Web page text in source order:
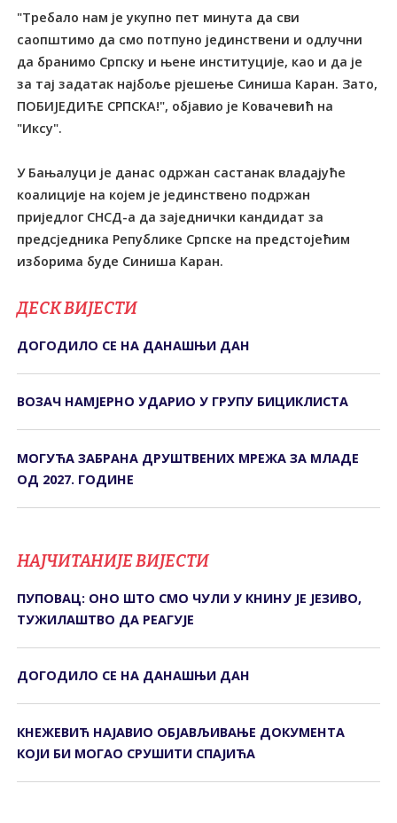
"Требало нам је укупно пет минута да сви
саопштимо да смо потпуно јединствени и одлучни
да бранимо Српску и њене институције, као и да је
за тај задатак најбоље рјешење Синиша Каран. Зато,
ПОБИЈЕДИЋЕ СРПСКА!", објавио је Ковачевић на
"Иксу".
У Бањалуци је данас одржан састанак владајуће
коалиције на којем је јединствено подржан
приједлог СНСД-а да заједнички кандидат за
предсједника Републике Српске на предстојећим
изборима буде Синиша Каран.
ДЕСК ВИЈЕСТИ
ДОГОДИЛО СЕ НА ДАНАШЊИ ДАН
ВОЗАЧ НАМЈЕРНО УДАРИО У ГРУПУ БИЦИКЛИСТА
МОГУЋА ЗАБРАНА ДРУШТВЕНИХ МРЕЖА ЗА МЛАДЕ
ОД 2027. ГОДИНЕ
НАЈЧИТАНИЈЕ ВИЈЕСТИ
ПУПОВАЦ: ОНО ШТО СМО ЧУЛИ У КНИНУ ЈЕ ЈЕЗИВО,
ТУЖИЛАШТВО ДА РЕАГУЈЕ
ДОГОДИЛО СЕ НА ДАНАШЊИ ДАН
КНЕЖЕВИЋ НАЈАВИО ОБЈАВЉИВАЊЕ ДОКУМЕНТА
КОЈИ БИ МОГАО СРУШИТИ СПАЈИЋА